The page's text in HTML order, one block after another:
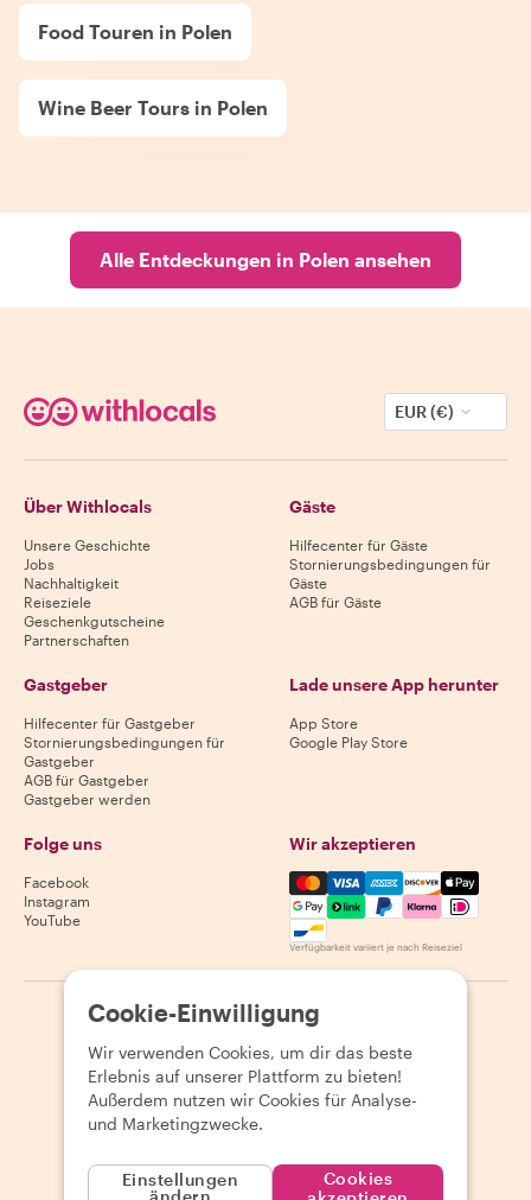
Food Touren in Polen
Wine Beer Tours in Polen
Alle Entdeckungen in Polen ansehen
EUR (€)
Über Withlocals
Unsere Geschichte
Jobs
Nachhaltigkeit
Reiseziele
Geschenkgutscheine
Partnerschaften
Gäste
Hilfecenter für Gäste
Stornierungsbedingungen für
Gäste
AGB für Gäste
Gastgeber
Hilfecenter für Gastgeber
Stornierungsbedingungen für
Gastgeber
AGB für Gastgeber
Gastgeber werden
Lade unsere App herunter
App Store
Google Play Store
Folge uns
Facebook
Instagram
YouTube
Wir akzeptieren
Mastercard, Visa, Amex,
Verfügbarkeit variiert je nach Reiseziel
2026 Withlocals.com | Datenschutzerklärung
Seitenübersicht
Cookie-Einwilligung
Wir verwenden Cookies, um dir das beste
Erlebnis auf unserer Plattform zu bieten!
Außerdem nutzen wir Cookies für Analyse-
und Marketingzwecke.
Einstellungen
ändern
Cookies